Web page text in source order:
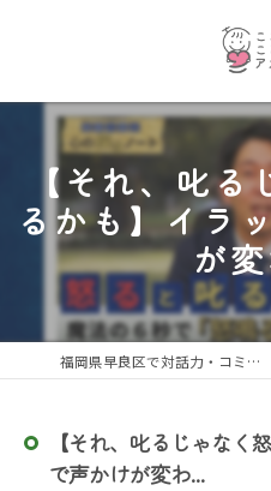
【それ、叱
るかも】イラ
が
福岡県早良区で対話力・コミュニケーション力を育むならこころことばアカデミー
【それ、叱るじゃなく
で声かけが変わ...